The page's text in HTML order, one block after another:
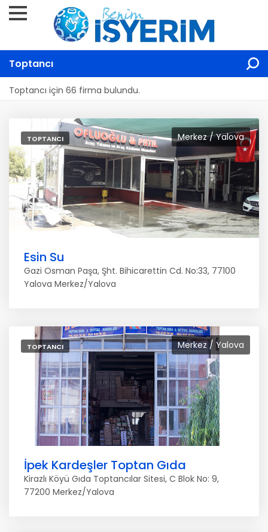
Toptancı
Toptancı için 66 firma bulundu.
Merkez / Yalova
TOPTANCI
Esin Su
Gazi Osman Paşa, Şht. Bihicarettin Cd. No:33, 77100
Yalova Merkez/Yalova
Merkez / Yalova
TOPTANCI
İpek Kardeşler Toptan Gıda
Kirazlı Köyü Gıda Toptancılar Sitesi, C Blok No: 9,
77200 Merkez/Yalova